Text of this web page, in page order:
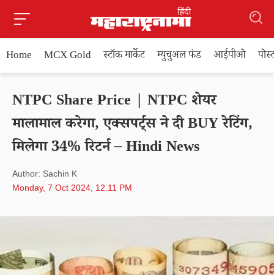
Home MCX Gold स्टॉक मार्केट म्युचुअल फंड आईपीओ
NTPC Share Price | NTPC शेयर
मालामाल करेगा, एक्सपर्ट्स ने दी BUY रेटिंग,
मिलेगा 34% रिटर्न – Hindi News
Author: Sachin K
Monday, 7 Oct 2024, 12.11 PM